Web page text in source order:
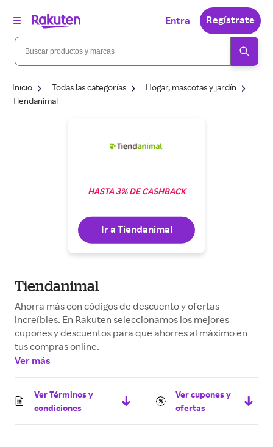
Entra Regístrate
Inicio Todas las categorías
Hogar, mascotas y jardín
Tiendanimal
HASTA 3% DE CASHBACK
Ir a Tiendanimal
Tiendanimal
Ahorra más con códigos de descuento y ofertas
increíbles. En Rakuten seleccionamos los mejores
cupones y descuentos para que ahorres al máximo en
tus compras online.
Ver más
Ver Términos y
condiciones
Ver cupones y
ofertas